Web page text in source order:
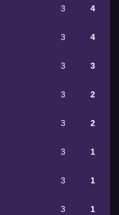
3 4
3 4
3 3
3 2
3 2
3 1
3 1
3 1